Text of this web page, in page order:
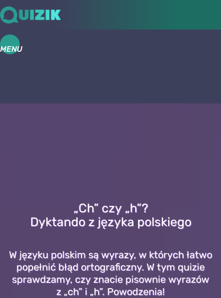
MENU
„Ch” czy „h”?
Dyktando z języka polskiego
W języku polskim są wyrazy, w których łatwo
popełnić błąd ortograficzny. W tym quizie
sprawdzamy, czy znacie pisownie wyrazów
z „ch” i „h”. Powodzenia!